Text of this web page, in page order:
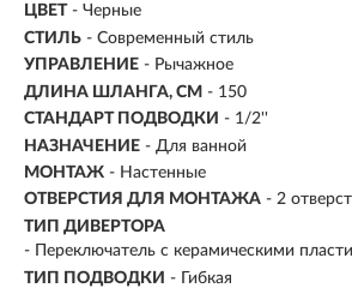
ЦВЕТ - Черные
СТИЛЬ - Современный стиль
УПРАВЛЕНИЕ - Рычажное
ДЛИНА ШЛАНГА, СМ - 150
СТАНДАРТ ПОДВОДКИ - 1/2''
НАЗНАЧЕНИЕ - Для ванной
МОНТАЖ - Настенные
ОТВЕРСТИЯ ДЛЯ МОНТАЖА - 2
ТИП ДИВЕРТОРА
- Переключатель с керамическими
ТИП ПОДВОДКИ - Гибкая